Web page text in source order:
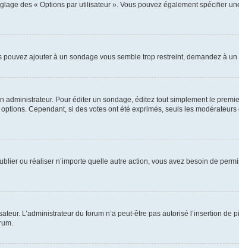
des « Options par utilisateur ». Vous pouvez également spécifier
ajouter à un sondage vous semble trop restreint, demandez à
Pour éditer un sondage, éditez tout simplement le
Cependant, si des votes ont été exprimés, seuls les
ou réaliser n’importe quelle autre action, vous avez besoin de
L’administrateur du forum n’a peut-être pas autorisé l’insertion